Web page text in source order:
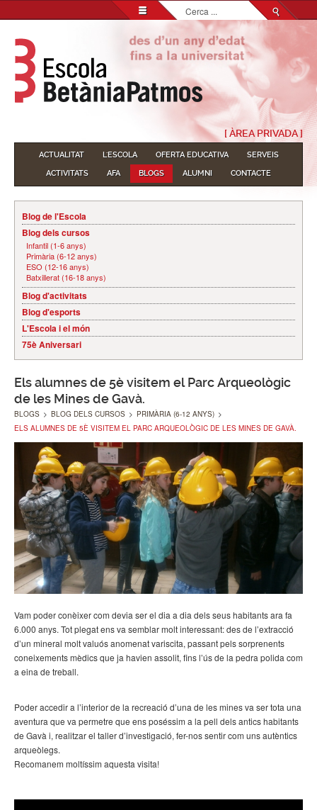
Cerca
...
[ ÀREA PRIVADA ]
ACTUALITAT L'ESCOLA OFERTA EDUCATIVA
SERVEIS
ACTIVITATS
AFA BLOGS ALUMNI CONTACTE
Blog de l'Escola
Blog dels cursos
Infantil (1-6 anys)
Primària (6-12 anys)
ESO (12-16 anys)
Batxillerat (16-18 anys)
Blog d'activitats
Blog d'esports
L'Escola i el món
75è Aniversari
Els alumnes de 5è visitem el Parc Arqueològic
de les Mines de Gavà.
BLOGS > BLOG DELS CURSOS > PRIMÀRIA (6-12 ANYS) >
ELS ALUMNES DE 5È VISITEM EL PARC ARQUEOLÒGIC DE LES MINES DE GAVÀ.
Vam poder conèixer com devia ser el dia a dia dels seus habitants ara fa
6.000 anys. Tot plegat ens va semblar molt interessant: des de l’extracció
d’un mineral molt valuós anomenat variscita, passant pels sorprenents
coneixements mèdics que ja havien assolit, fins l’ús de la pedra polida com
a eina de treball.
Poder accedir a l’interior de la recreació d’una de les mines va ser tota una
aventura que va permetre que ens poséssim a la pell dels antics habitants
de Gavà i, realitzar el taller d’investigació, fer-nos sentir com uns autèntics
arqueòlegs.
Recomanem moltíssim aquesta visita!